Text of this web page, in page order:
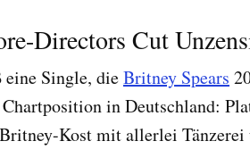
Directors Cut
eine Single, dieBritney Spears
in Deutschland:
Kost mit allerlei Tänzerei